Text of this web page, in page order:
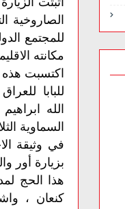
الصاروخية
للمجتمع
مكانته
اكتسبت هذه
للبابا
الله
السماوية
بزيارة أور
هذا الحج
كنعان ،